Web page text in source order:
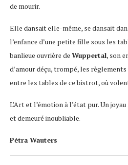
de mourir.
Elle dansait elle-même, se dansait
l’enfance d’une petite fille sous les
banlieue ouvrière de Wuppertal, son
d’amour déçu, trompé, les
entre les tables de ce bistrot, où
L’Art et l’émotion à l’état pur. Un
et demeuré inoubliable.
Pétra Wauters